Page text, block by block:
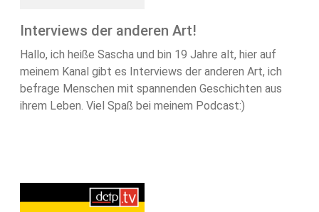
Interviews der anderen Art!
Hallo, ich heiße Sascha und bin 19 Jahre alt, hier auf
meinem Kanal gibt es Interviews der anderen Art, ich
befrage Menschen mit spannenden Geschichten aus
ihrem Leben. Viel Spaß bei meinem Podcast:)